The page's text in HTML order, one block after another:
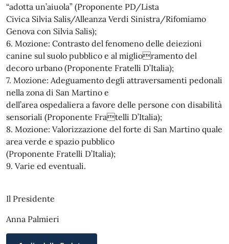
“adotta un’aiuola” (Proponente PD/Lista
Civica Silvia Salis/Alleanza Verdi Sinistra/Rifomiamo
Genova con Silvia Salis);
6. Mozione: Contrasto del fenomeno delle deiezioni
canine sul suolo pubblico e al miglioramento del
decoro urbano (Proponente Fratelli D’Italia);
7. Mozione: Adeguamento degli attraversamenti pedonali
nella zona di San Martino e
dell’area ospedaliera a favore delle persone con disabilità
sensoriali (Proponente Fratelli D’Italia);
8. Mozione: Valorizzazione del forte di San Martino quale
area verde e spazio pubblico
(Proponente Fratelli D’Italia);
9. Varie ed eventuali.
Il Presidente
Anna Palmieri